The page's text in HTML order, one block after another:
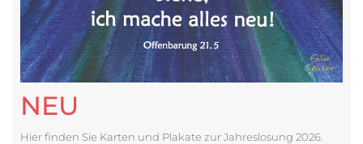
NEU
Hier finden Sie Karten und Plakate zur Jahreslosung 2026.